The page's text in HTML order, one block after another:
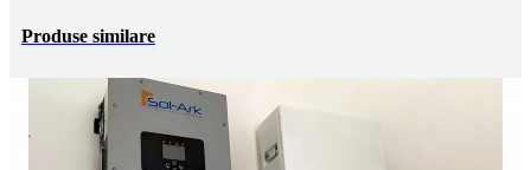
Produse similare